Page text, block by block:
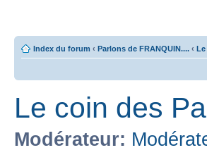
Index du forum ‹ Parlons de FRANQUIN.... ‹ Le
Le coin des
Modérateur: